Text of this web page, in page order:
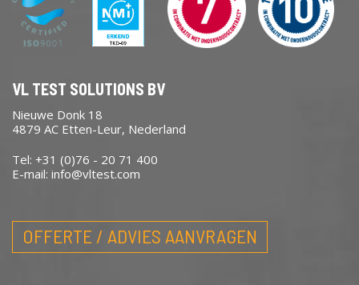
VL TEST SOLUTIONS BV
Nieuwe Donk 18
4879 AC Etten-Leur, Nederland
Tel: +31 (0)76 - 20 71 400
E-mail: info@vltest.com
OFFERTE / ADVIES AANVRAGEN